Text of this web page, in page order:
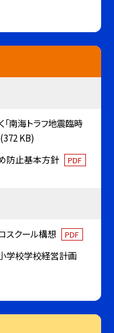
南海トラフ地震臨時
(372 KB)
防止基本方針
PDF
スクール構想 PDF
学校学校経営計画